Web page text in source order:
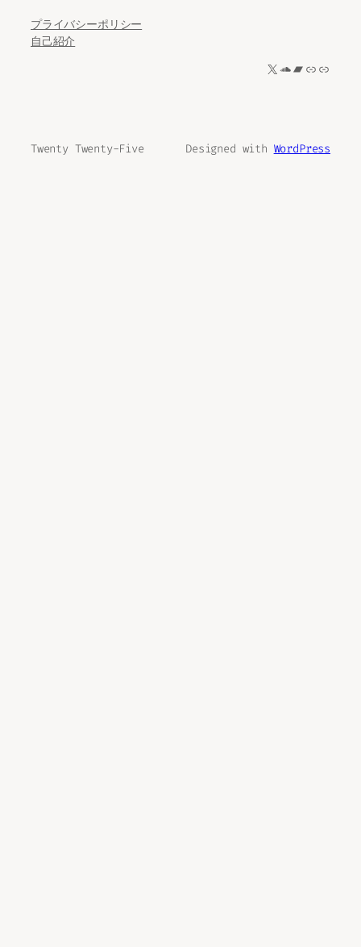
プライバシーポリシー
自己紹介
X SoundCloud
Bandcamp
リンクリンク
Twenty Twenty-Five Designed with WordPress